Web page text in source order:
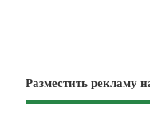
Разместить рекламу